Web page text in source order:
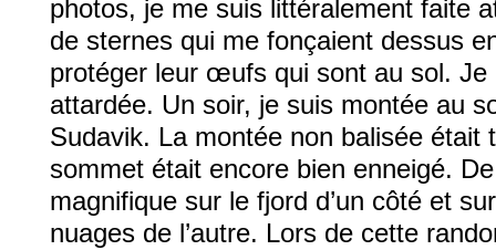
photos, je me suis littéralement faite
de sternes qui me fonçaient dessus
protéger leur œufs qui sont au sol. Je
attardée. Un soir, je suis montée au
Sudavik. La montée non balisée était
sommet était encore bien enneigé.
magnifique sur le fjord d’un côté et
nuages de l’autre. Lors de cette